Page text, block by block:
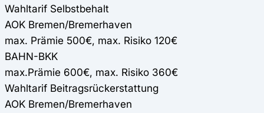
Wahltarif Selbstbehalt
AOK Bremen/Bremerhaven
max. Prämie 500€, max. Risiko 120€
BAHN-BKK
max.Prämie 600€, max. Risiko 360€
Wahltarif Beitragsrückerstattung
AOK Bremen/Bremerhaven